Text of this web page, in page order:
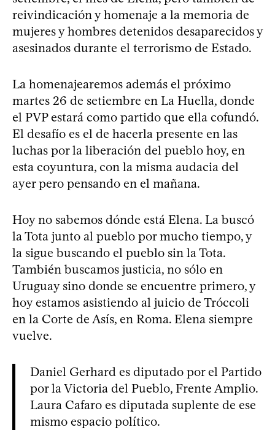
reivindicación y homenaje a la memoria de
mujeres y hombres detenidos desaparecidos y
asesinados durante el terrorismo de Estado.
La homenajearemos además el próximo
martes 26 de setiembre en La Huella, donde
el PVP estará como partido que ella cofundó.
El desafío es el de hacerla presente en las
luchas por la liberación del pueblo hoy, en
esta coyuntura, con la misma audacia del
ayer pero pensando en el mañana.
Hoy no sabemos dónde está Elena. La buscó
la Tota junto al pueblo por mucho tiempo, y
la sigue buscando el pueblo sin la Tota.
También buscamos justicia, no sólo en
Uruguay sino donde se encuentre primero, y
hoy estamos asistiendo al juicio de Tróccoli
en la Corte de Asís, en Roma. Elena siempre
vuelve.
Daniel Gerhard es diputado por el Partido
por la Victoria del Pueblo, Frente Amplio.
Laura Cafaro es diputada suplente de ese
mismo espacio político.